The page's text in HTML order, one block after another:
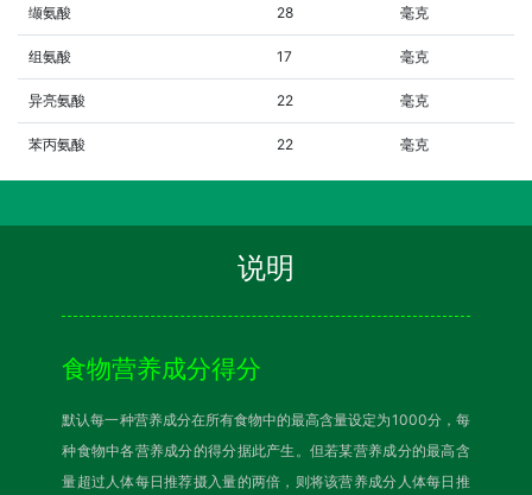
缬氨酸 28 毫克
组氨酸 17 毫克
异亮氨酸 22 毫克
苯丙氨酸 22 毫克
说明
食物营养成分得分
默认每一种营养成分在所有食物中的最高含量设定为1000分，每
种食物中各营养成分的得分据此产生。但若某营养成分的最高含
量超过人体每日推荐摄入量的两倍，则将该营养成分人体每日推